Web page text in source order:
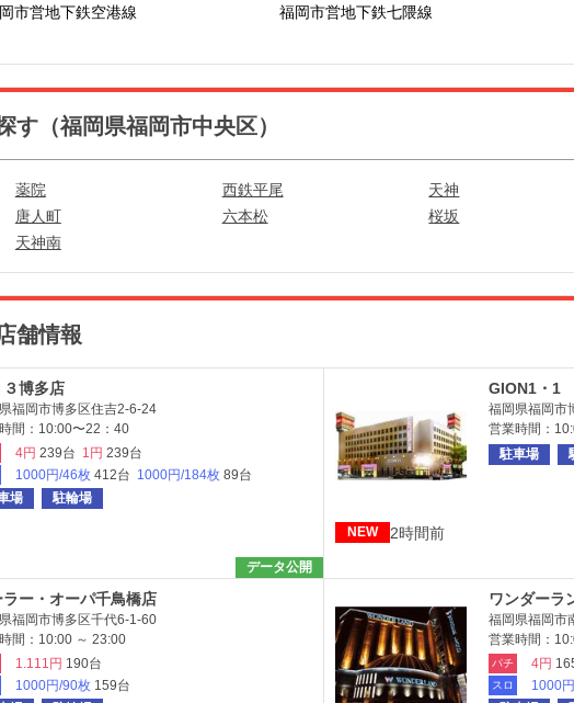
市営地下鉄空港線 福岡市営地下鉄七隈線
す（福岡県福岡市中央区）
薬院 西鉄平尾 天神
唐人町 六本松 桜坂
天神南
舗情報
３博多店
福岡市博多区住吉2-6-24
間：10:00〜22：40
4円 239台 1円 239台
1000円/46枚 412台 1000円/184枚 89台
場
駐輪場
データ公開
GION1・1
福岡県福岡市
営業時間：
駐車場
NEW 2時間前
ラー・オーパ千鳥橋店
福岡市博多区千代6-1-60
間：10:00 ～ 23:00
1.111円 190台
1000円/90枚 159台
ワンダーラ
福岡県福岡市
営業時間：
パチ 4円
スロ 1000